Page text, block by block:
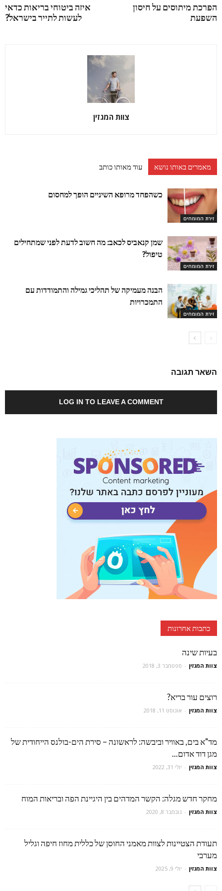
הפרכת מיתוסים על חיסון
השפעת
איזה ביטוחי בריאות כדאי
לעשות לתייר בישראל?
צוות המגזין
מאמרים באותו נושא עוד מאותו כותב
זירת המומחים
כשהפחד מרופא השיניים הופך למחסום
זירת המומחים
שמן קנאביס לכאב: מה חשוב לדעת לפני שמתחילים
טיפול?
זירת המומחים
הבנה מעמיקה של תהליכי גמילה והתמודדות עם
התמכרויות
השאר תגובה
LOG IN TO LEAVE A COMMENT
כתבות אחרונות
בעיות שינה
צוות המגזין - ספטמבר 3, 2018
רוצים עור בריא?
צוות המגזין - אוגוסט 11, 2018
מד"א בים, באוויר וביבשה: לראשונה – סירת הים-בולנס הייחודית של
מגן דוד אדום...
צוות המגזין - יולי 31, 2022
מחקר חדש מגלה: הקשר המדהים בין היגיינת הפה ובריאות המוח
צוות המגזין - נובמבר 8, 2020
תעודת הצטיינות לצוות מאמני החוסן של כללית מחוז חיפה וגליל
מערבי
צוות המגזין - יולי 9, 2025